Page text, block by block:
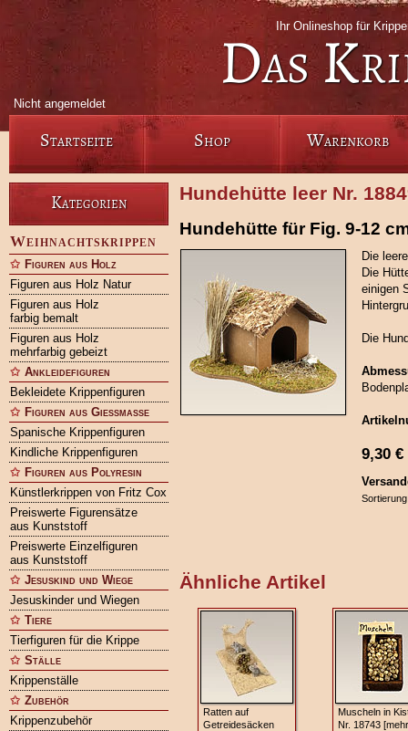
Ihr Onlineshop für
Das
Nicht angemeldet
Startseite Shop Warenkorb
Kategorien
Weihnachtskrippen
Figuren aus Holz
Figuren aus Holz Natur
Figuren aus Holz
farbig bemalt
Figuren aus Holz
mehrfarbig gebeizt
Ankleidefiguren
Bekleidete Krippenfiguren
Figuren aus Gießmasse
Spanische Krippenfiguren
Kindliche Krippenfiguren
Figuren aus Polyresin
Künstlerkrippen von Fritz Cox
Preiswerte Figurensätze
aus Kunststoff
Preiswerte Einzelfiguren
aus Kunststoff
Jesuskind und Wiege
Jesuskinder und Wiegen
Tiere
Tierfiguren für die Krippe
Ställe
Krippenställe
Zubehör
Krippenzubehör
Hundehütte leer Nr.
Hundehütte für Fig. 9-12
Die
Die
einigen
Die
9,30 €
Ähnliche Artikel
Ratten auf
Getreidesäcken
Muscheln in
Nr. 18743